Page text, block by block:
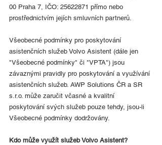
00 Praha 7, IČO: 25622871 přímo nebo
prostřednictvím jejích smluvních partnerů.
Všeobecné podmínky pro poskytování
asistenčních služeb Volvo Asistent (dále jen
"Všeobecné podmínky" či "VPTA") jsou
závaznými pravidly pro poskytování a využívání
asistenčních služeb. AWP Solutions ČR a SR
s.r.o. může zaručit včasné a kvalitní
poskytování svých služeb pouze tehdy, jsou-li
Všeobecné podmínky dodržovány.
Kdo může využít služeb Volvo Asistent?